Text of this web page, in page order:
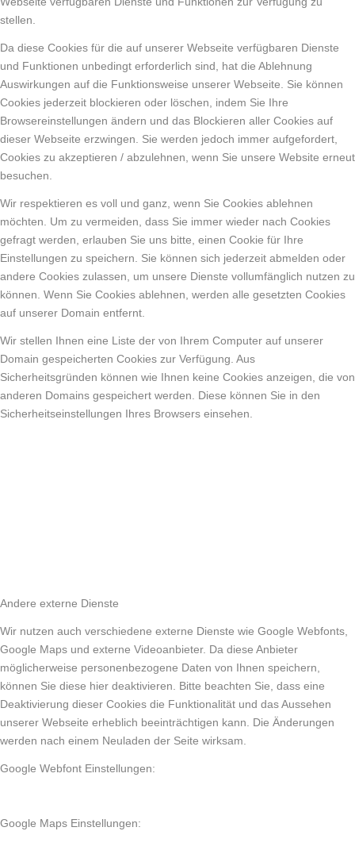
stellen.
Da diese Cookies für die auf unserer Webseite verfügbaren Dienste
und Funktionen unbedingt erforderlich sind, hat die Ablehnung
Auswirkungen auf die Funktionsweise unserer Webseite. Sie können
Cookies jederzeit blockieren oder löschen, indem Sie Ihre
Browsereinstellungen ändern und das Blockieren aller Cookies auf
dieser Webseite erzwingen. Sie werden jedoch immer aufgefordert,
Cookies zu akzeptieren / abzulehnen, wenn Sie unsere Website erneut
besuchen.
Wir respektieren es voll und ganz, wenn Sie Cookies ablehnen
möchten. Um zu vermeiden, dass Sie immer wieder nach Cookies
gefragt werden, erlauben Sie uns bitte, einen Cookie für Ihre
Einstellungen zu speichern. Sie können sich jederzeit abmelden oder
andere Cookies zulassen, um unsere Dienste vollumfänglich nutzen zu
können. Wenn Sie Cookies ablehnen, werden alle gesetzten Cookies
auf unserer Domain entfernt.
Wir stellen Ihnen eine Liste der von Ihrem Computer auf unserer
Domain gespeicherten Cookies zur Verfügung. Aus
Sicherheitsgründen können wie Ihnen keine Cookies anzeigen, die von
anderen Domains gespeichert werden. Diese können Sie in den
Sicherheitseinstellungen Ihres Browsers einsehen.
Andere externe Dienste
Wir nutzen auch verschiedene externe Dienste wie Google Webfonts,
Google Maps und externe Videoanbieter. Da diese Anbieter
möglicherweise personenbezogene Daten von Ihnen speichern,
können Sie diese hier deaktivieren. Bitte beachten Sie, dass eine
Deaktivierung dieser Cookies die Funktionalität und das Aussehen
unserer Webseite erheblich beeinträchtigen kann. Die Änderungen
werden nach einem Neuladen der Seite wirksam.
Google Webfont Einstellungen:
Google Maps Einstellungen: